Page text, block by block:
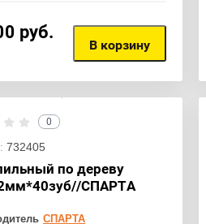
руб.
В корзину
0
732405
по дереву
СПАРТА
СПАРТА